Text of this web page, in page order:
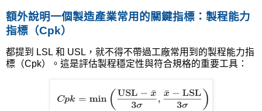
額外說明一個製造產業常用的關鍵指標：製程能力
指標（Cpk）
都提到 LSL 和 USL ，就不得不帶過工廠常用到的製程能力指
標（Cpk）。這是評估製程穩定性與符合規格的重要工具：